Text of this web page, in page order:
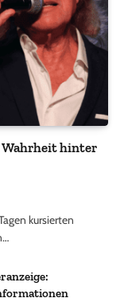
Wahrheit hinter
kursierten